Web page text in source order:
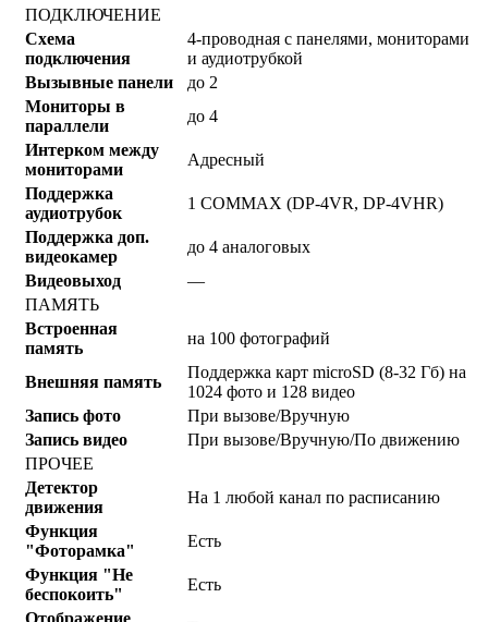
ПОДКЛЮЧЕНИЕ
Схема
подключения
4-проводная с панелями, мониторами
и аудиотрубкой
Вызывные панели
до 2
Мониторы в
параллели
до 4
Интерком между
мониторами
Адресный
Поддержка
аудиотрубок
1 COMMAX (DP-4VR, DP-4VHR)
Поддержка доп.
видеокамер
до 4 аналоговых
Видеовыход
—
ПАМЯТЬ
Встроенная
память
на 100 фотографий
Внешняя память
Поддержка карт microSD (8-32 Гб) на
1024 фото и 128 видео
Запись фото
При вызове/Вручную
Запись видео
При вызове/Вручную/По движению
ПРОЧЕЕ
Детектор
движения
На 1 любой канал по расписанию
Функция
"Фоторамка"
Есть
Функция "Не
беспокоить"
Есть
Отображение